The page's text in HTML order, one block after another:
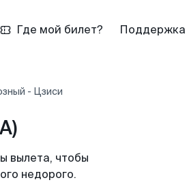
Где мой билет? Поддержка
- Цзиси
вылета, чтобы
недорого.